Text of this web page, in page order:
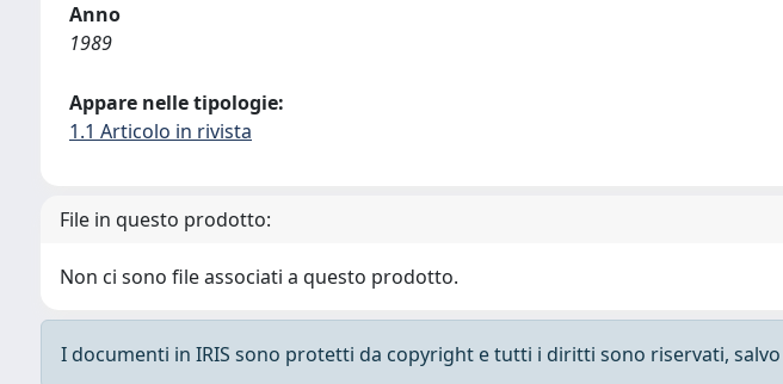
Anno
1989
Appare nelle tipologie:
1.1 Articolo in rivista
File in questo prodotto:
Non ci sono file associati a questo prodotto.
I documenti in IRIS sono protetti da copyright e tutti i diritti sono riservati,